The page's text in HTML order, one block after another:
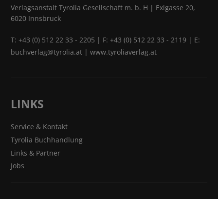
Verlagsanstalt Tyrolia Gesellschaft m. b. H | Exlgasse 20,
6020 Innsbruck
T:+43 (0) 512 22 33 - 2205 | F: +43 (0) 512 22 33 - 2119 | E:
buchverlag@tyrolia.at |www.tyroliaverlag.at
LINKS
Service & Kontakt
Tyrolia Buchhandlung
Links & Partner
Jobs